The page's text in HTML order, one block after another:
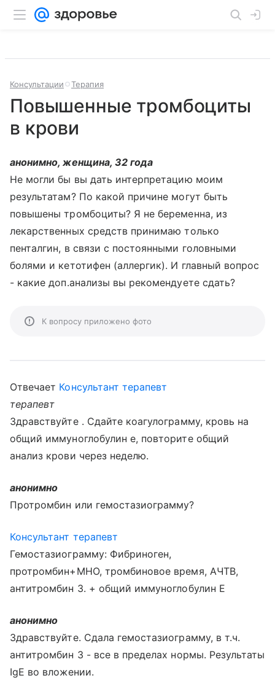
Консультации Терапия
Повышенные тромбоциты
в крови
анонимно, женщина, 32 года
Не могли бы вы дать интерпретацию моим
результатам? По какой причине могут быть
повышены тромбоциты? Я не беременна, из
лекарственных средств принимаю только
пенталгин, в связи с постоянными головными
болями и кетотифен (аллергик). И главный вопрос
- какие доп.анализы вы рекомендуете сдать?
К вопросу приложено фото
Отвечает Консультант терапевт
терапевт
Здравствуйте . Сдайте коагулограмму, кровь на
общий иммуноглобулин е, повторите общий
анализ крови через неделю.
анонимно
Протромбин или гемостазиограмму?
Консультант терапевт
Гемостазиограмму: Фибриноген,
протромбин+МНО, тромбиновое время, АЧТВ,
антитромбин 3. + общий иммуноглобулин Е
анонимно
Здравствуйте. Сдала гемостазиограмму, в т.ч.
антитромбин 3 - все в пределах нормы. Результаты
IgЕ во вложении.